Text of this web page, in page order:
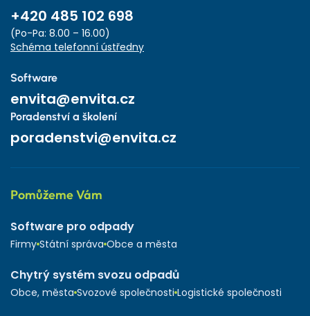
+420 485 102 698
(Po-Pa: 8.00 – 16.00)
Schéma telefonní ústředny
Software
envita@envita.cz
Poradenství a školení
poradenstvi@envita.cz
Pomůžeme Vám
Software pro odpady
Firmy Státní správa Obce a města
Chytrý systém svozu odpadů
Obce, města Svozové společnosti Logistické společnosti